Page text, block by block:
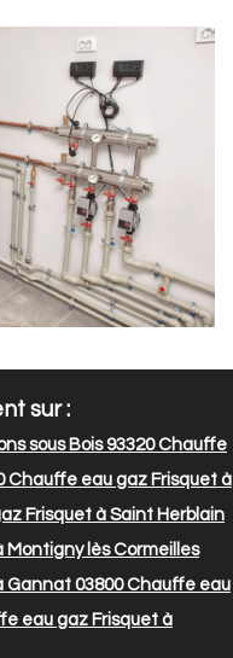
sur :
sous Bois 93320Chauffe
Chauffe eau gaz Frisquet à
Frisquet à Saint Herblain
lès Cormeilles
Gannat 03800Chauffe eau
eau gaz Frisquet à